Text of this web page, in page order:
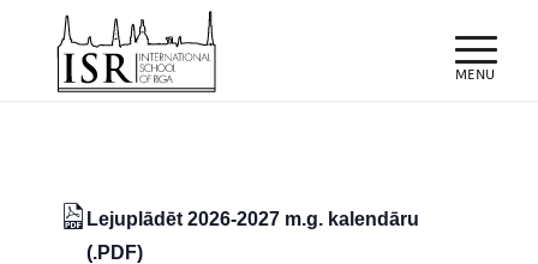
Lejuplādēt 2026-2027 m.g. kalendāru
(.PDF)